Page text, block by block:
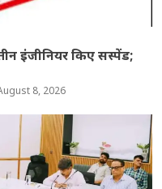
इंजीनियर किए सस्पेंड;
8, 2026